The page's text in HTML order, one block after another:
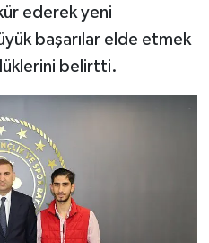
ederek yeni
başarılar elde etmek
belirtti.